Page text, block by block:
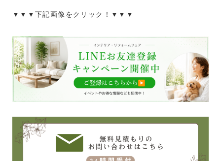
▼▼▼下記画像をクリック！▼▼▼